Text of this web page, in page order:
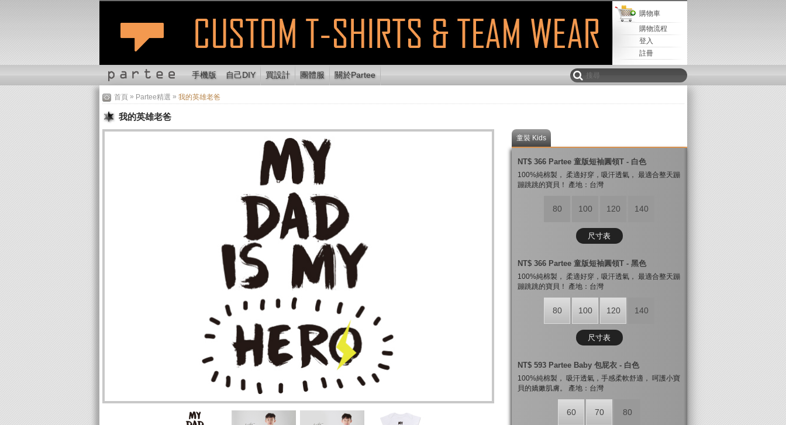
購物車
購物流程
登入
註冊
手機版 自己DIY 買設計 團體服 關於Partee
首頁 » Partee精選 » 我的英雄老爸
我的英雄老爸
童裝 Kids
NT$ 366 Partee 童版短袖圓領T - 白色
100%純棉製， 柔適好穿，吸汗透氣， 最適合整天蹦
蹦跳跳的寶貝！ 產地：台灣
80 100 120 140
尺寸表
NT$ 366 Partee 童版短袖圓領T - 黑色
100%純棉製， 柔適好穿，吸汗透氣， 最適合整天蹦
蹦跳跳的寶貝！ 產地：台灣
80 100 120 140
尺寸表
NT$ 593 Partee Baby 包屁衣 - 白色
100%純棉製， 吸汗透氣，手感柔軟舒適， 呵護小寶
貝的嬌嫩肌膚。 產地：台灣
60 70 80